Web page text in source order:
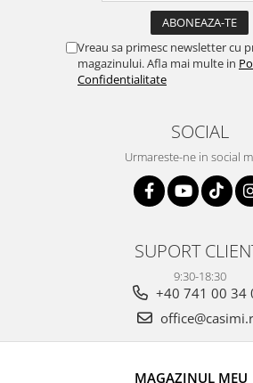
Vreau sa primesc newsletter cu
magazinului. Afla mai multe in
Confidentialitate
SOCIAL
Urmareste-ne in social
SUPORT
9:30-18:30
+40 741 00 34
MAGAZINUL MEU